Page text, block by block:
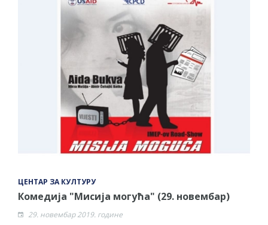
ЦЕНТАР ЗА КУЛТУРУ
Комедија "Мисија могућа" (29. новембар)
29. новембар 2019. године